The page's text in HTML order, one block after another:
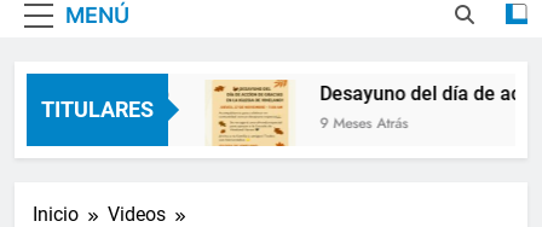
MENÚ
TITULARES
9 Meses Atrás
Desayuno del día de
9 Meses Atrás
Inicio
Videos